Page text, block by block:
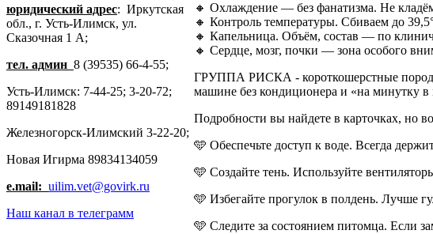
юридический адрес: Иркутская
обл., г. Усть-Илимск, ул.
Сказочная 1 А;
тел. админ 8 (39535) 66-4-55;
Усть-Илимск: 7-44-25; 3-20-72;
89149181828
Железногорск-Илимский 3-22-20;
Новая Игирма 89834134059
e.mail: uilim.vet@govirk.ru
Наш канал в телеграмм
🔸 Охлаждение — без фанатизма. Не
🔸 Контроль температуры. Сбиваем до
🔸 Капельница. Объём, состав — по
🔸 Сердце, мозг, почки — зона особого
ГРУППА РИСКА - короткошерстные
машине без кондиционера и «на минутку
Подробности вы найдете в карточках, но
🩵 Обеспечьте доступ к воде. Всегда
🩵 Создайте тень. Используйте
🩵 Избегайте прогулок в полдень. Лучше
🩵 Следите за состоянием питомца. Если